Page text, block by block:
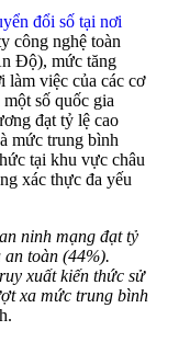
đổi số tại nơi
công nghệ toàn
Độ), mức tăng
việc của các cơ
số quốc gia
đạt tỷ lệ cao
mức trung bình
tại khu vực châu
xác thực đa yếu
ninh mạng đạt tỷ
an toàn (44%).
xuất kiến ​​thức sử
xa mức trung bình